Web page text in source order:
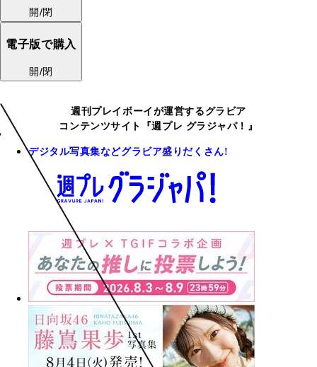
開/閉
電子版で購入
開/閉
週刊プレイボーイが運営するグラビア
コンテンツサイト『週プレ グラジャパ！』
デジタル写真集などグラビア盛りだくさん!